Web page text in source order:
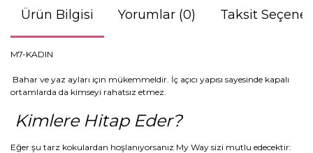
Ürün Bilgisi Yorumlar (0) Taksit
M7-KADIN
Bahar ve yaz ayları için mükemmeldir. İç açıcı yapısı sayesinde kapalı
ortamlarda da kimseyi rahatsız etmez.
Kimlere Hitap Eder?
Eğer şu tarz kokulardan hoşlanıyorsanız My Way sizi mutlu edecektir: